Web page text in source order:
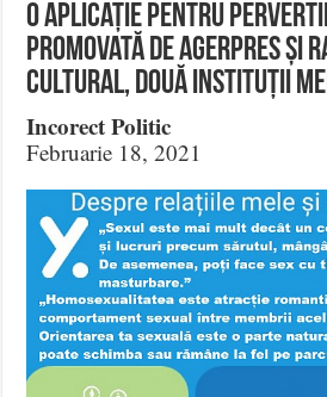
O aplicație pentru
promovată de Agerpres și
Cultural, două instituții
Incorect Politic
Februarie 18, 2021